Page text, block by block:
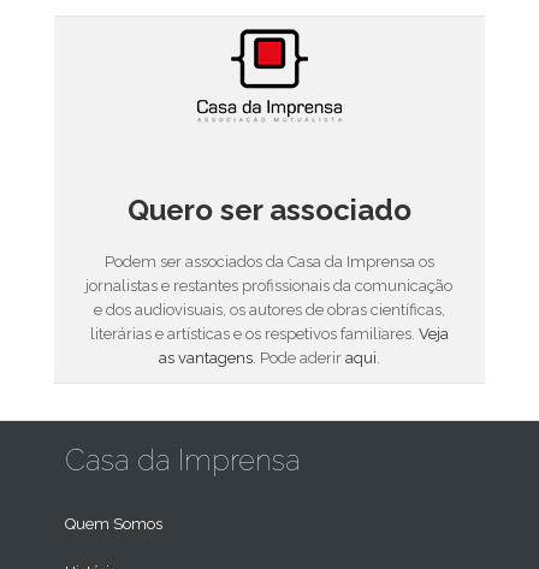
Quero ser associado
Podem ser associados da Casa da Imprensa os
jornalistas e restantes profissionais da comunicação
e dos audiovisuais, os autores de obras científicas,
literárias e artísticas e os respetivos familiares. Veja
as vantagens. Pode aderir aqui
Casa da Imprensa
Quem Somos